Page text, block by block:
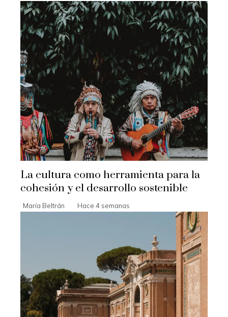
La cultura como herramienta para la
cohesión y el desarrollo sostenible
María Beltrán Hace 4 semanas